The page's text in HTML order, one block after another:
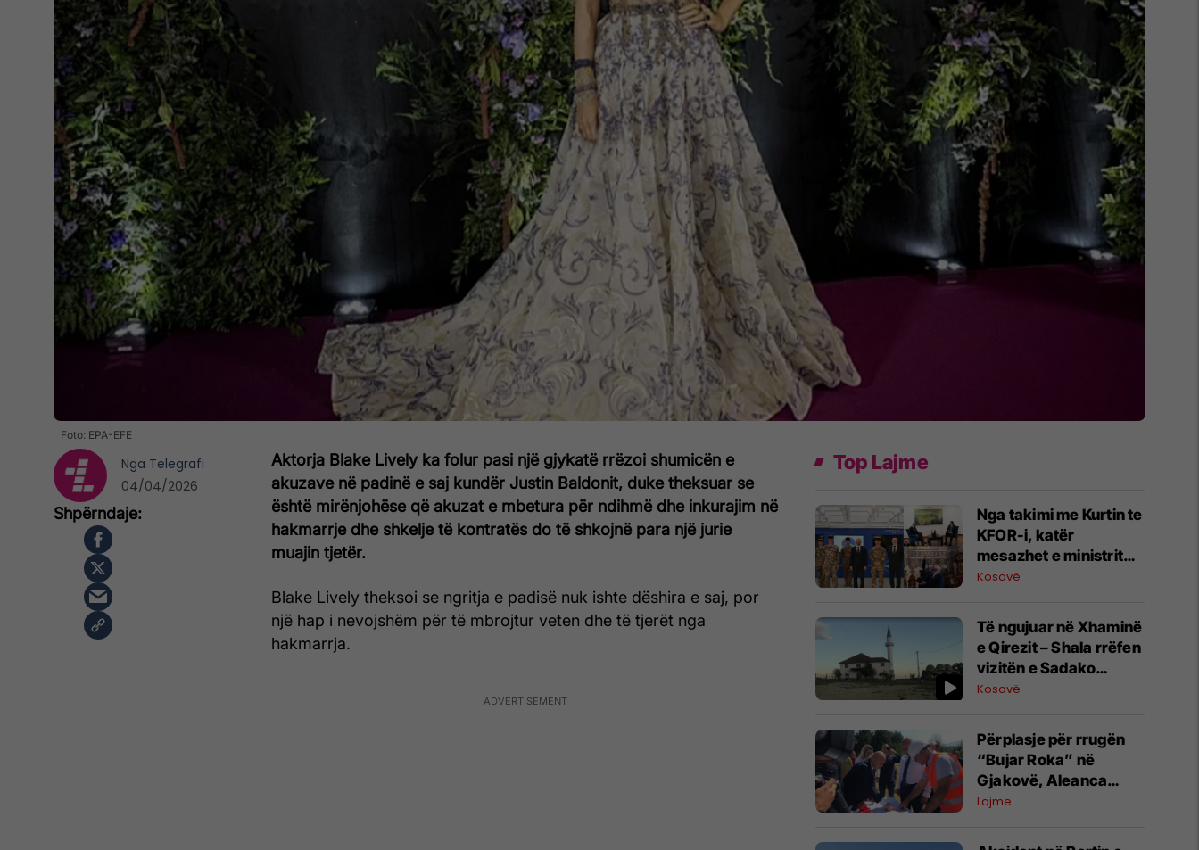
Foto: EPA-EFE
Aktorja Blake Lively ka folur pasi një gjykatë rrëzoi shumicën e
akuzave në padinë e saj kundër Justin Baldonit, duke theksuar se
është mirënjohëse që akuzat e mbetura për ndihmë dhe inkurajim në
hakmarrje dhe shkelje të kontratës do të shkojnë para një jurie
muajin tjetër.
Blake Lively theksoi se ngritja e padisë nuk ishte dëshira e saj, por
një hap i nevojshëm për të mbrojtur veten dhe të tjerët nga
hakmarrja.
Nga Telegrafi
04/04/2026
Top Lajme
Nga takimi me Kurtin te
KFOR-i, katër
mesazhet e ministrit
francez nga vizita në
Kosovë
Të ngujuar në Xhaminë
e Qirezit – Shala rrëfen
vizitën e Sadako
Ogatës që alarmoi
humanitare
Kosovë
Përplasje për rrugën
“Bujar Roka” në
Gjakovë, Aleanca
akuzon VV-në për
Lajme